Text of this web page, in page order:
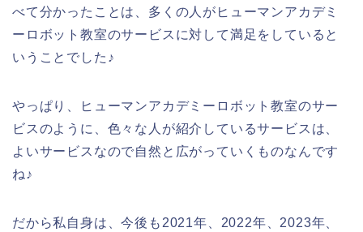
べて分かったことは、多くの人がヒューマンアカデミ
ーロボット教室のサービスに対して満足をしていると
いうことでした♪
やっぱり、ヒューマンアカデミーロボット教室のサー
ビスのように、色々な人が紹介しているサービスは、
よいサービスなので自然と広がっていくものなんです
ね♪
だから私自身は、今後も2021年、2022年、2023年、